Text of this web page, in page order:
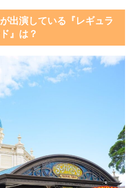
出演している『レギュラ
』は？